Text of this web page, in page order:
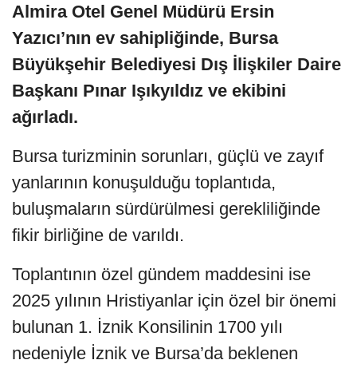
Almira Otel Genel Müdürü Ersin
Yazıcı’nın ev sahipliğinde, Bursa
Büyükşehir Belediyesi Dış İlişkiler Daire
Başkanı Pınar Işıkyıldız ve ekibini
ağırladı.
Bursa turizminin sorunları, güçlü ve zayıf
yanlarının konuşulduğu toplantıda,
buluşmaların sürdürülmesi gerekliliğinde
fikir birliğine de varıldı.
Toplantının özel gündem maddesini ise
2025 yılının Hristiyanlar için özel bir önemi
bulunan 1. İznik Konsilinin 1700 yılı
nedeniyle İznik ve Bursa’da beklenen